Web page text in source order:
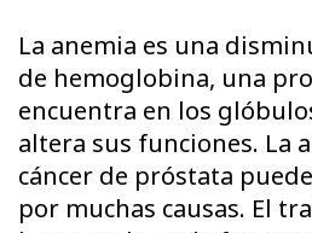
La anemia es una
de hemoglobina, una
encuentra en los
altera sus funciones. La
cáncer de próstata
por muchas causas. El